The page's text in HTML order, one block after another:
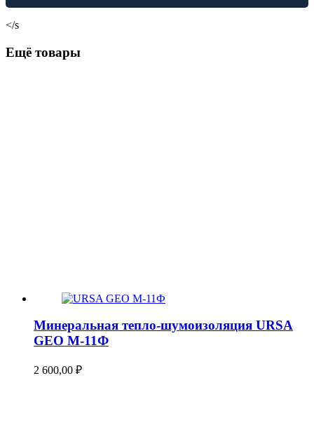
</s
Ещё товары
Минеральная тепло-шумоизоляция URSA
GEO М-11Ф
2 600,00 ₽